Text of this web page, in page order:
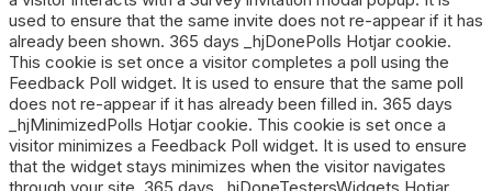
used to ensure that the same invite does not re-appear if it has
already been shown. 365 days _hjDonePolls Hotjar cookie.
This cookie is set once a visitor completes a poll using the
Feedback Poll widget. It is used to ensure that the same poll
does not re-appear if it has already been filled in. 365 days
_hjMinimizedPolls Hotjar cookie. This cookie is set once a
visitor minimizes a Feedback Poll widget. It is used to ensure
that the widget stays minimizes when the visitor navigates
through your site. 365 days _hjDoneTestersWidgets Hotjar